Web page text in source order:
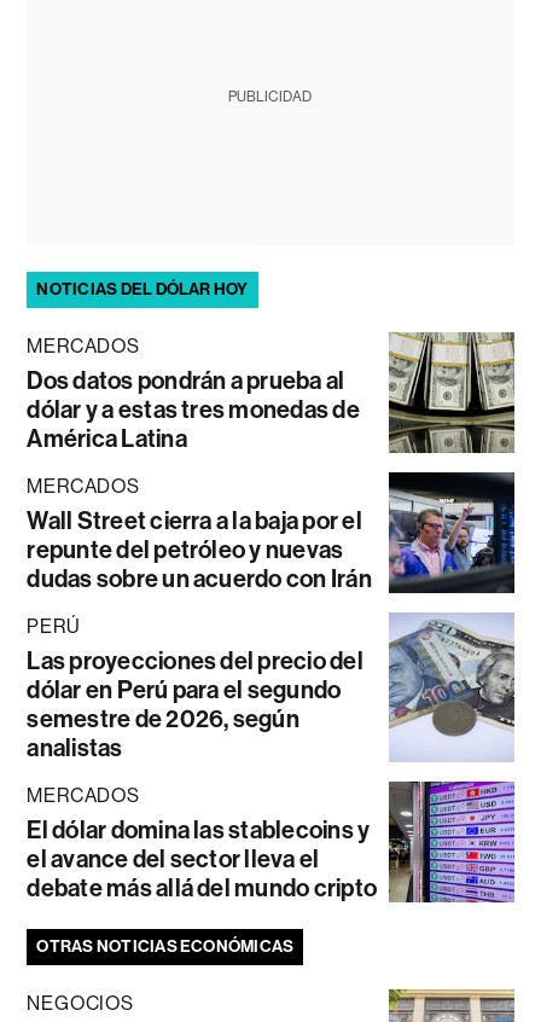
PUBLICIDAD
NOTICIAS DEL DÓLAR HOY
MERCADOS
Dos datos pondrán a prueba al
dólar y a estas tres monedas de
América Latina
MERCADOS
Wall Street cierra a la baja por el
repunte del petróleo y nuevas
dudas sobre un acuerdo con Irán
PERÚ
Las proyecciones del precio del
dólar en Perú para el segundo
semestre de 2026, según
analistas
MERCADOS
El dólar domina las stablecoins y
el avance del sector lleva el
debate más allá del mundo cripto
OTRAS NOTICIAS ECONÓMICAS
NEGOCIOS